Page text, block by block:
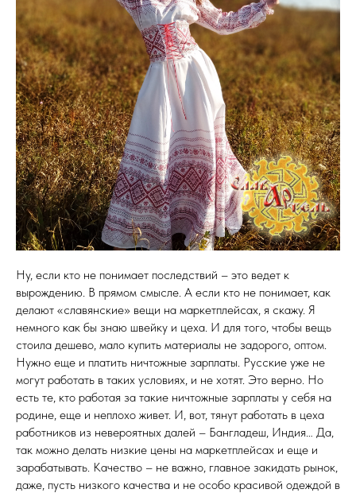
Ну, если кто не понимает последствий – это ведет к
вырождению. В прямом смысле. А если кто не понимает, как
делают «славянские» вещи на маркетплейсах, я скажу. Я
немного как бы знаю швейку и цеха. И для того, чтобы вещь
стоила дешево, мало купить материалы не задорого, оптом.
Нужно еще и платить ничтожные зарплаты. Русские уже не
могут работать в таких условиях, и не хотят. Это верно. Но
есть те, кто работая за такие ничтожные зарплаты у себя на
родине, еще и неплохо живет. И, вот, тянут работать в цеха
работников из невероятных далей – Бангладеш, Индия… Да,
так можно делать низкие цены на маркетплейсах и еще и
зарабатывать. Качество – не важно, главное закидать рынок,
даже, пусть низкого качества и не особо красивой одеждой в